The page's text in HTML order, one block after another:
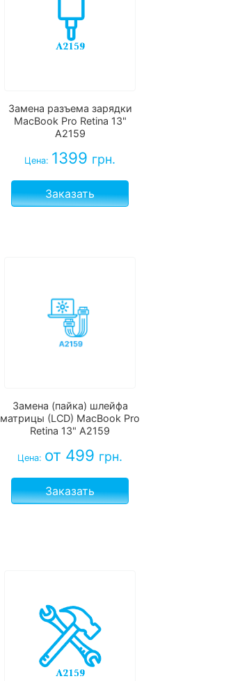
Замена разъема зарядки
MacBook Pro Retina 13"
A2159
Цена: 1399 грн.
Заказать
Замена (пайка) шлейфа
матрицы (LCD) MacBook Pro
Retina 13" A2159
Цена: от 499 грн.
Заказать